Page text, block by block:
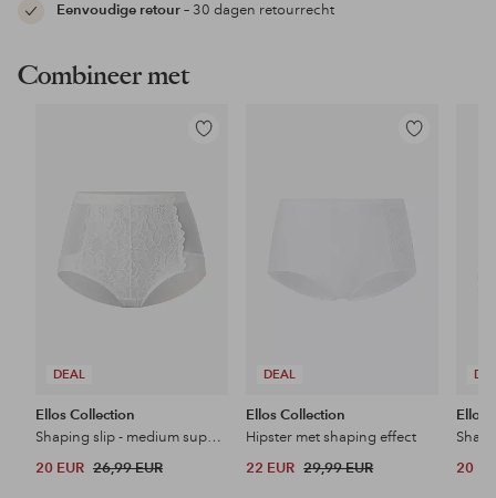
Eenvoudige retour– 30 dagen retourrecht
Combineer met
DEAL
Toevoegen
Ellos Collection
Shaping slip - medium support
20 EUR 26,99 EUR
DEAL
Toevoegen
Ellos Collection
Hipster met shaping effect
22 EUR 29,99 EUR
Ellos
20